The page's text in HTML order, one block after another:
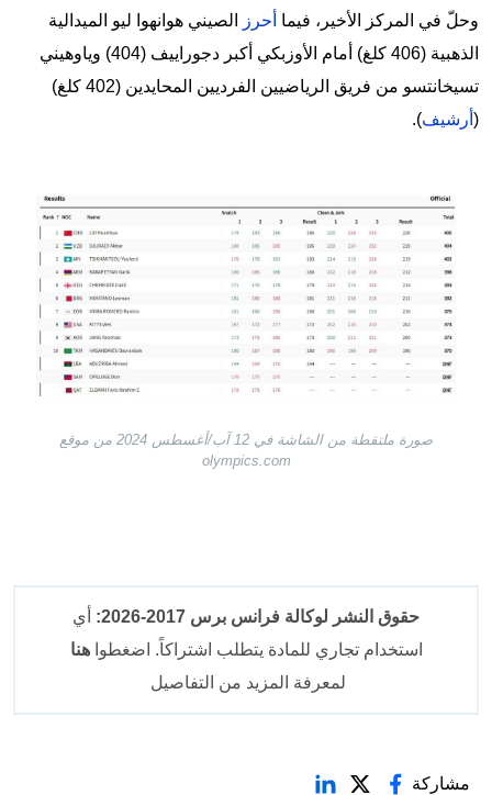
وحلّ في المركز الأخير، فيما أحرز
الصيني هوانهوا ليو الميدالية
الذهبية (406 كلغ) أمام الأوزبكي أكبر دجوراييف (404) وياوهيني
تسيخانتسو من فريق الرياضيين الفرديين المحايدين (402 كلغ)
( أرشيف).
Image
صورة ملتقطة من الشاشة في 12 آب/أغسطس 2024 من موقع
olympics.com
حقوق النشر لوكالة فرانس برس 2017-2026:
أي
استخدام تجاري للمادة يتطلب اشتراكاً. اضغطواهنا
لمعرفة المزيد من التفاصيل
مشاركة